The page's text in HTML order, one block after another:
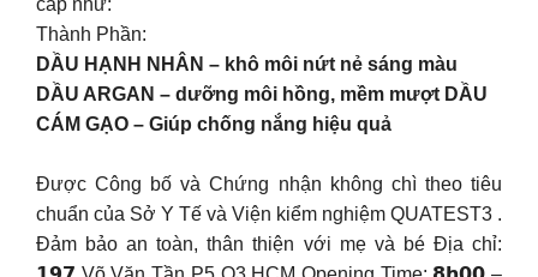
Thành Phần:
DẦU HẠNH NHÂN – khô môi nứt nẻ sáng màu
DẦU ARGAN – dưỡng môi hồng, mềm mượt DẦU
CÁM GẠO – Giúp chống nắng hiệu quả
Được Công bố và Chứng nhận không chì theo tiêu
chuẩn của Sở Y Tế và Viện kiểm nghiệm QUATEST3 .
Đảm bảo an toàn, thân thiện với mẹ và bé Địa chỉ: